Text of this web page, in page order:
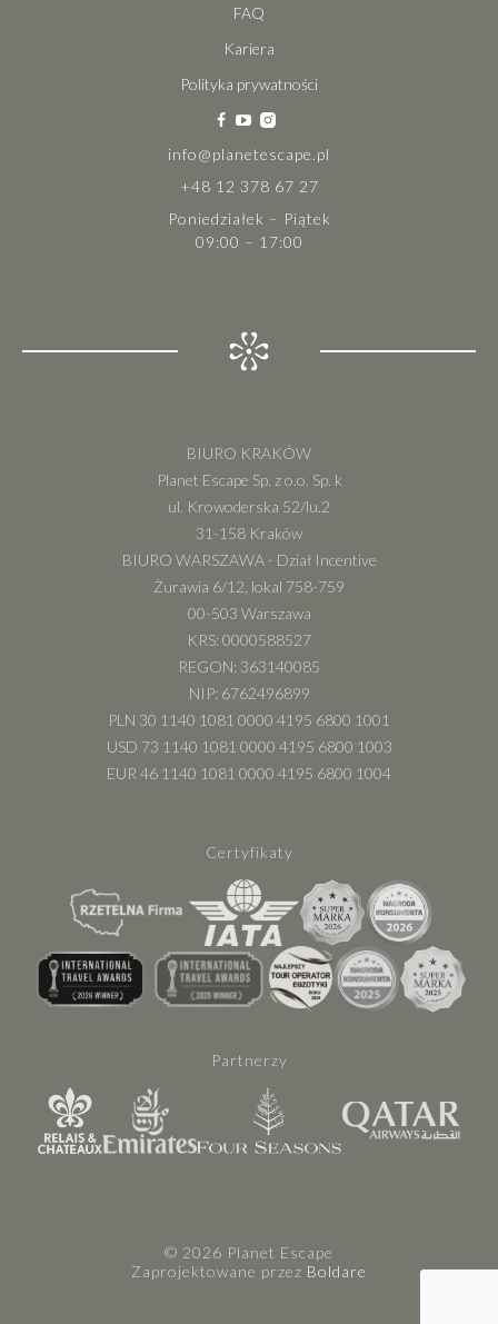
FAQ
Kariera
Polityka prywatności
info@planetescape.pl
+48 12 378 67 27
Poniedziałek – Piątek
09:00 – 17:00
BIURO KRAKÓW
Planet Escape Sp. z o.o. Sp. k
ul. Krowoderska 52/lu.2
31-158 Kraków
BIURO WARSZAWA - Dział Incentive
Żurawia 6/12, lokal 758-759
00-503 Warszawa
KRS: 0000588527
REGON: 363140085
NIP: 6762496899
PLN 30 1140 1081 0000 4195 6800 1001
USD 73 1140 1081 0000 4195 6800 1003
EUR 46 1140 1081 0000 4195 6800 1004
Certyfikaty
Partnerzy
© 2026 Planet Escape
Zaprojektowane przez Boldare